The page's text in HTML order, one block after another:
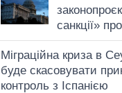
санкції»
Міграційна криза в
буде скасовувати
контроль з Іспанією